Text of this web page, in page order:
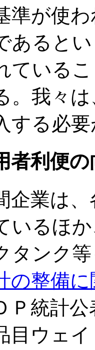
準が使
あると
ている
。我々
する必
者利便
企業は
いるほ
タンク
の整備
Ｐ統計
目ウェ